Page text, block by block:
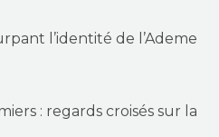
l’identité de l’Ademe
: regards croisés sur la